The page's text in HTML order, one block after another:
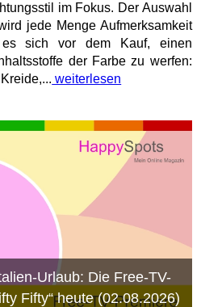
im Fokus. Der Auswahl
jede Menge Aufmerksamkeit
sich vor dem Kauf, einen
der Farbe zu werfen:
weiterlesen
Urlaub: Die Free-TV-
Fifty“ heute (02.08.2026)